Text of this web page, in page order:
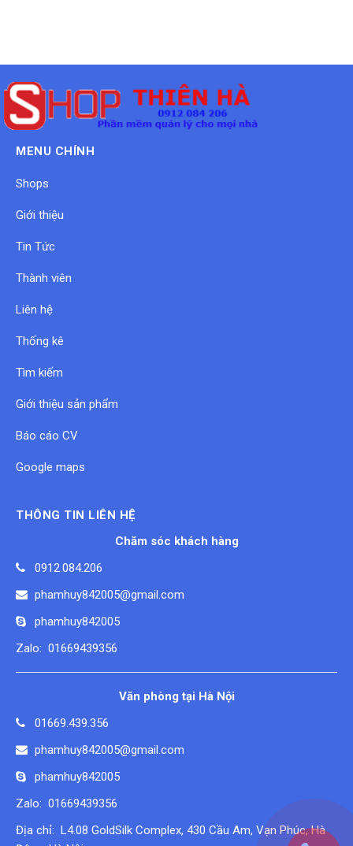
MENU CHÍNH
Shops
Giới thiệu
Tin Tức
Thành viên
Liên hệ
Thống kê
Tìm kiếm
Giới thiệu sản phẩm
Báo cáo CV
Google maps
THÔNG TIN LIÊN HỆ
Chăm sóc khách hàng
0912.084.206
phamhuy842005@gmail.com
phamhuy842005
Zalo: 01669439356
Văn phòng tại Hà Nội
01669.439.356
phamhuy842005@gmail.com
phamhuy842005
Zalo: 01669439356
Địa chỉ: L4.08 GoldSilk Complex, 430 Cầu Am, Vạn Phúc, Hà